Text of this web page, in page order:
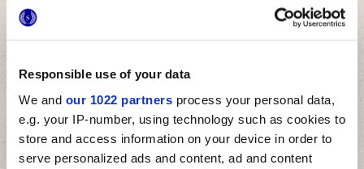
Responsible use of your data
We and our 1022 partners process your personal data,
e.g. your IP-number, using technology such as cookies to
store and access information on your device in order to
serve personalized ads and content, ad and content